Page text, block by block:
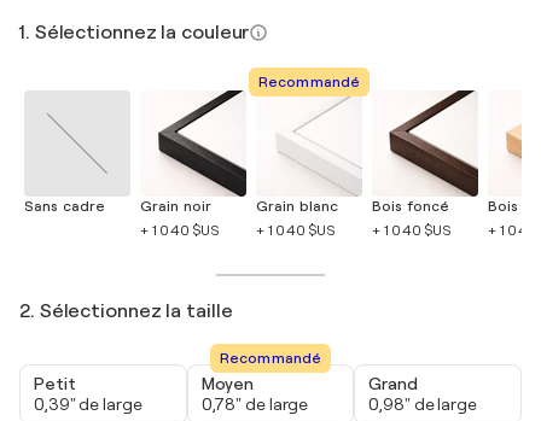
1. Sélectionnez la couleur
Sans cadre
Grain noir
+ 1 040 $US
Recommandé
Grain blanc
+ 1 040 $US
Bois foncé
+ 1 040 $US
Bois
+ 1 040
2. Sélectionnez la taille
Petit
0,39" de large
Recommandé
Moyen
0,78" de large
Grand
0,98" de large